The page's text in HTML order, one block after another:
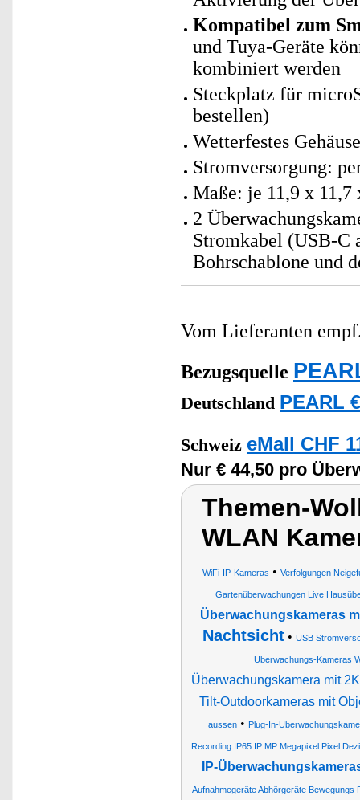
Kompatibel zum
und Tuya-Geräte
kombiniert werden
Steckplatz für
bestellen)
Wetterfestes
Stromversorgung:
Maße: je 11,9 x
2
Stromkabel (USB-C
Bohrschablone und
Vom Lieferanten
Bezugsquelle
Deutschland PEARL
Schweiz eMall CHF
Nur € 44,50 pro
Themen-
WLAN
WiFi-IP-Kameras • Verfolgungen
Gartenüberwachungen Live
Überwachungskameras
Nachtsicht• USB
Überwachungs-Kameras
Überwachungskamera mit
Tilt-Outdoorkameras mit
aussen• Plug-In-
Recording IP65 IP MP Megapixel Pixel
IP-
Aufnahmegeräte Abhörgeräte Bewegungs